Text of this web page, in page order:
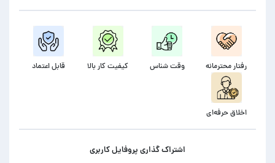
رفتار محترمانه وقت شناس کیفیت کار بالا قابل اعتماد
اخلاق حرفه‌ای
اشتراک گذاری پروفایل کاربری